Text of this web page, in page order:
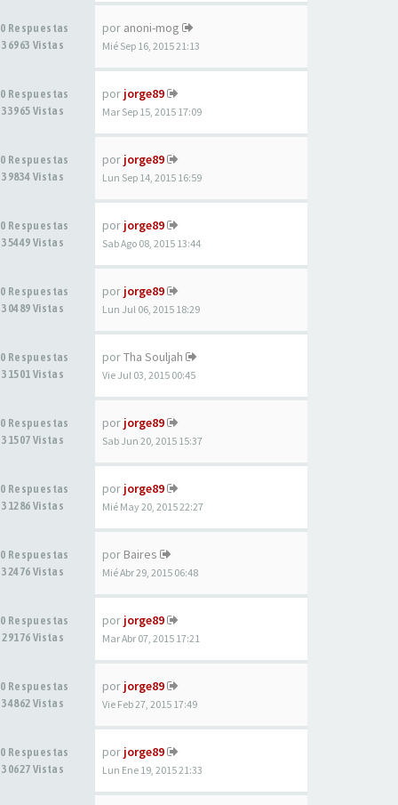
0 Respuestas
36963 Vistas
por anoni-mog
Mié Sep 16, 2015 21:13
0 Respuestas
33965 Vistas
por jorge89
Mar Sep 15, 2015 17:09
0 Respuestas
39834 Vistas
por jorge89
Lun Sep 14, 2015 16:59
0 Respuestas
35449 Vistas
por jorge89
Sab Ago 08, 2015 13:44
0 Respuestas
30489 Vistas
por jorge89
Lun Jul 06, 2015 18:29
0 Respuestas
31501 Vistas
porTha Souljah
Vie Jul 03, 2015 00:45
0 Respuestas
31507 Vistas
por jorge89
Sab Jun 20, 2015 15:37
0 Respuestas
31286 Vistas
por jorge89
Mié May 20, 2015 22:27
0 Respuestas
32476 Vistas
por Baires
Mié Abr 29, 2015 06:48
0 Respuestas
29176 Vistas
por jorge89
Mar Abr 07, 2015 17:21
0 Respuestas
34862 Vistas
por jorge89
Vie Feb 27, 2015 17:49
0 Respuestas
30627 Vistas
por jorge89
Lun Ene 19, 2015 21:33